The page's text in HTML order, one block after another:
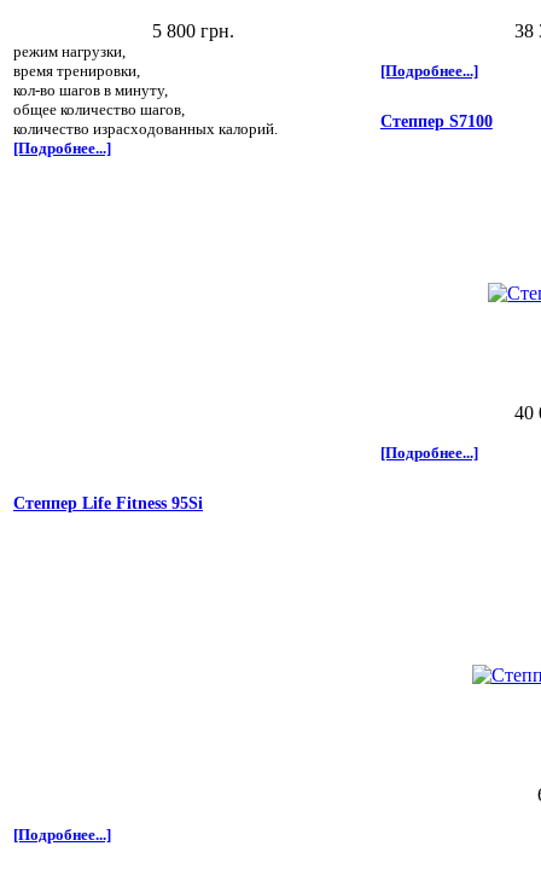
5 800 грн.
режим нагрузки,
время тренировки,
кол-во шагов в минуту,
общее количество шагов,
количество израсходованных калорий.
[Подробнее...]
38
[Подробнее...]
Степпер S7100
40
[Подробнее...]
Степпер Life Fitness 95Si
[Подробнее...]